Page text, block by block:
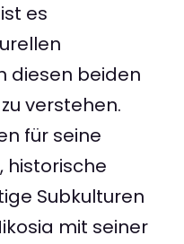
es
diesen beiden
verstehen.
für seine
historische
Subkulturen
mit seiner